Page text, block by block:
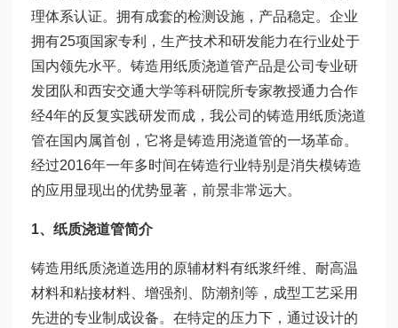
理体系认证。拥有成套的检测设施，产品稳定。企业
拥有25项国家专利，生产技术和研发能力在行业处于
国内领先水平。铸造用纸质浇道管产品是公司专业研
发团队和西安交通大学等科研院所专家教授通力合作
经4年的反复实践研发而成，我公司的铸造用纸质浇道
管在国内属首创，它将是铸造用浇道管的一场革命。
经过2016年一年多时间在铸造行业特别是消失模铸造
的应用显现出的优势显著，前景非常远大。
1、纸质浇道管简介
铸造用纸质浇道选用的原辅材料有纸浆纤维、耐高温
材料和粘接材料、增强剂、防潮剂等，成型工艺采用
先进的专业制成设备。在特定的压力下，通过设计的